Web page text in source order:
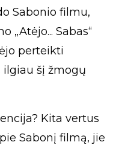
Sabonio filmu,
„Atėjo... Sabas“
perteikti
šį žmogų
Kita vertus
Sabonį filmą, jie